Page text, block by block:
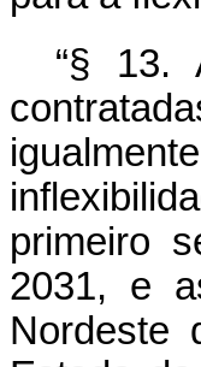
“§ 13.
primeiro
2031, e
Nordeste